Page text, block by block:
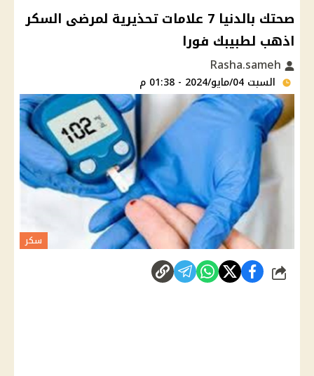
صحتك بالدنيا 7 علامات تحذيرية لمرضى السكر
اذهب لطبيبك فورا
السبت 04/مايو/2024 - 01:38 م
سكر
شارك